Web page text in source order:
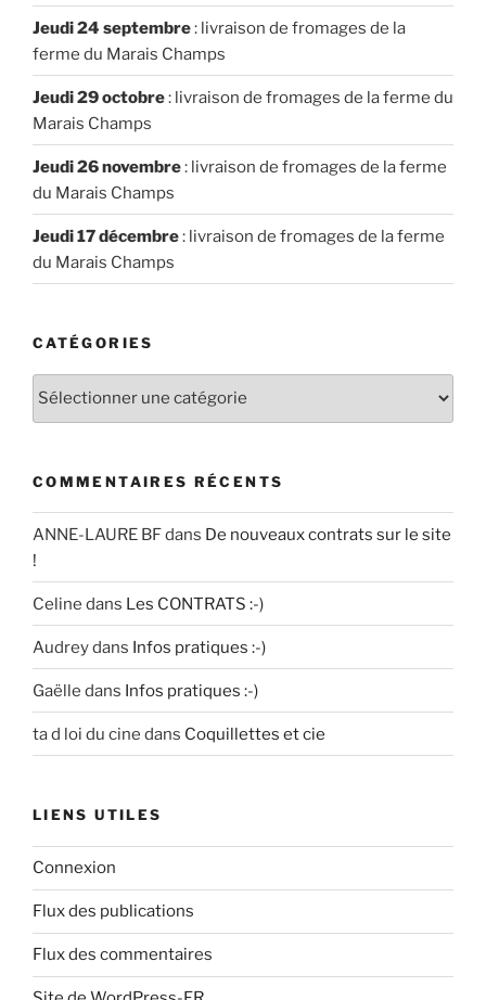
Jeudi 24 septembre: livraison de fromages de la
ferme du Marais Champs
Jeudi 29 octobre: livraison de fromages de la ferme du
Marais Champs
Jeudi 26 novembre: livraison de fromages de la ferme
du Marais Champs
Jeudi 17 décembre: livraison de fromages de la ferme
du Marais Champs
CATÉGORIES
Catégories
COMMENTAIRES RÉCENTS
ANNE-LAURE BFdans De nouveaux contrats sur le site
!
Celine dans Les CONTRATS :-)
Audreydans Infos pratiques :-)
Gaëlle dans Infos pratiques :-)
ta d loi du cine dans Coquillettes et cie
LIENS UTILES
Connexion
Flux des publications
Flux des commentaires